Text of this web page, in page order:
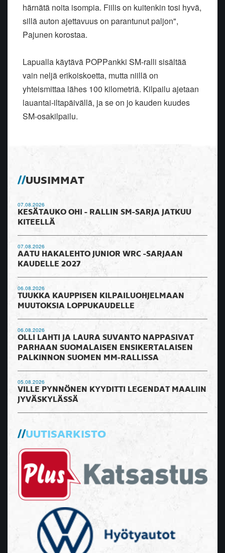
härnätä noita isompia. Fiilis on kuitenkin tosi hyvä,
sillä auton ajettavuus on parantunut paljon",
Pajunen korostaa.
Lapualla käytävä POPPankki SM-ralli sisältää
vain neljä erikoiskoetta, mutta niillä on
yhteismittaa lähes 100 kilometriä. Kilpailu ajetaan
lauantai-iltapäivällä, ja se on jo kauden kuudes
SM-osakilpailu.
UUSIMMAT
07.08.2026
KESÄTAUKO OHI - RALLIN SM-SARJA JATKUU
KITEELLÄ
07.08.2026
AATU HAKALEHTO JUNIOR WRC -SARJAAN
KAUDELLE 2027
06.08.2026
TUUKKA KAUPPISEN KILPAILUOHJELMAAN
MUUTOKSIA LOPPUKAUDELLE
06.08.2026
OLLI LAHTI JA LAURA SUVANTO NAPPASIVAT
PARHAAN SUOMALAISEN ENSIKERTALAISEN
PALKINNON SUOMEN MM-RALLISSA
05.08.2026
VILLE PYNNÖNEN KYYDITTI LEGENDAT MAALIIN
JYVÄSKYLÄSSÄ
UUTISARKISTO